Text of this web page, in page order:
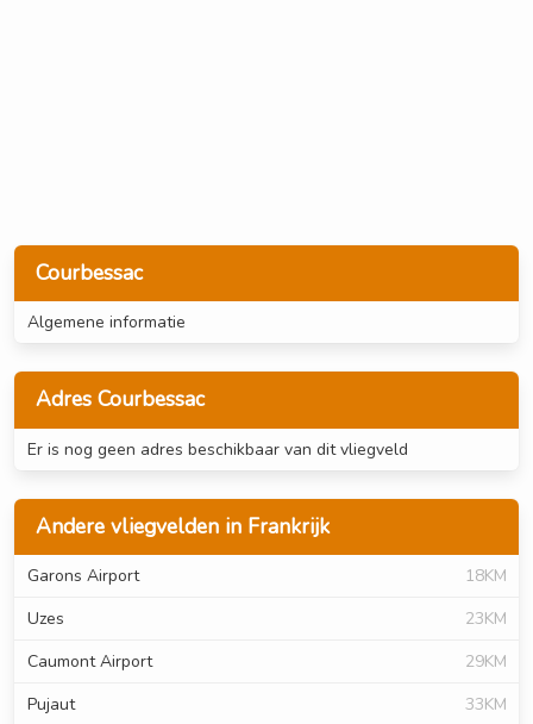
Courbessac
Algemene informatie
Adres Courbessac
Er is nog geen adres beschikbaar van dit vliegveld
Andere vliegvelden in Frankrijk
Garons Airport
18KM
Uzes
23KM
Caumont Airport
29KM
Pujaut
33KM